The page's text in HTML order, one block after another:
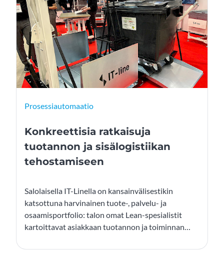
Prosessiautomaatio
Konkreettisia ratkaisuja
tuotannon ja sisälogistiikan
tehostamiseen
Salolaisella IT-Linella on kansainvälisestikin
katsottuna harvinainen tuote-, palvelu- ja
osaamisportfolio: talon omat Lean-spesialistit
kartoittavat asiakkaan tuotannon ja toiminnan
Suunnittelutiimi suunnittelee tarvittavat